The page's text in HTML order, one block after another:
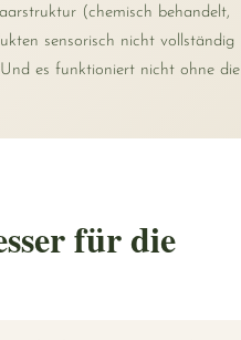
(chemisch behandelt,
sensorisch nicht vollständig
es funktioniert nicht ohne die
für die